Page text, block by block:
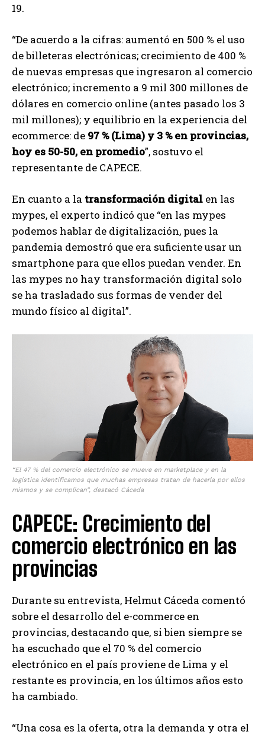
19.
“De acuerdo a la cifras: aumentó en 500 % el uso
de billeteras electrónicas; crecimiento de 400 %
de nuevas empresas que ingresaron al comercio
electrónico; incremento a 9 mil 300 millones de
dólares en comercio online (antes pasado los 3
mil millones); y equilibrio en la experiencia del
ecommerce: de 97 % (Lima) y 3 % en provincias,
hoy es 50-50, en promedio”, sostuvo el
representante de CAPECE.
En cuanto a la transformación digital en las
mypes, el experto indicó que “en las mypes
podemos hablar de digitalización, pues la
pandemia demostró que era suficiente usar un
smartphone para que ellos puedan vender. En
las mypes no hay transformación digital solo
se ha trasladado sus formas de vender del
mundo físico al digital”.
“El 47 % del comercio electrónico se mueve en marketplace y en la
logística identificamos que muchas empresas tratan de hacerla por ellos
mismos y se complican”, destacó Cáceda
CAPECE: Crecimiento del
comercio electrónico en las
provincias
Durante su entrevista, Helmut Cáceda comentó
sobre el desarrollo del e-commerce en
provincias, destacando que, si bien siempre se
ha escuchado que el 70 % del comercio
electrónico en el país proviene de Lima y el
restante es provincia, en los últimos años esto
ha cambiado.
“Una cosa es la oferta, otra la demanda y otra el